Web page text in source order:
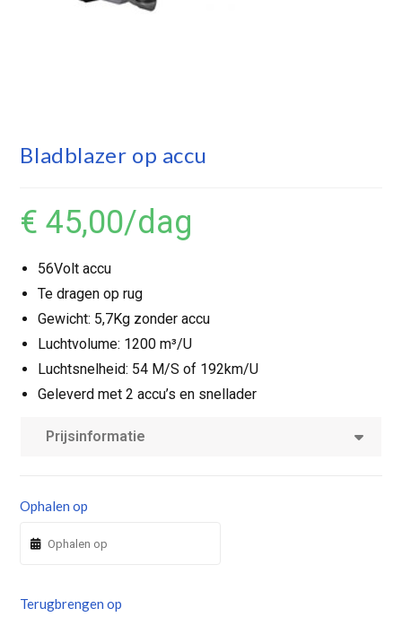
Bladblazer op accu
€ 45,00/dag
56Volt accu
Te dragen op rug
Gewicht: 5,7Kg zonder accu
Luchtvolume: 1200 m³/U
Luchtsnelheid: 54 M/S of 192km/U
Geleverd met 2 accu’s en snellader
Prijsinformatie
Ophalen op
Terugbrengen op